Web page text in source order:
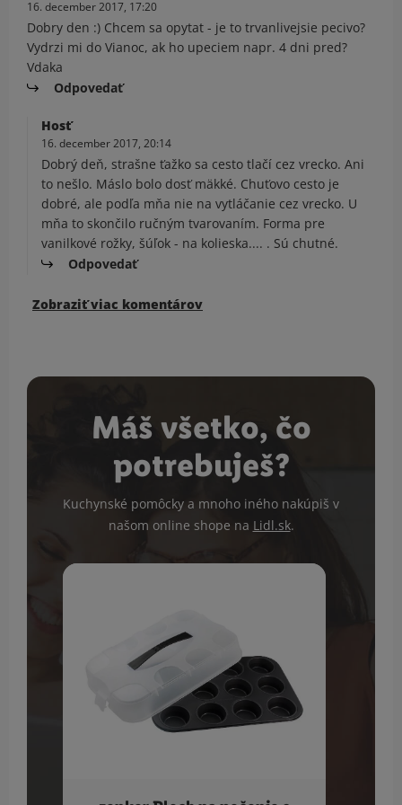
16. december 2017, 17:20
Dobry den :) Chcem sa opytat - je to trvanlivejsie pecivo?
Vydrzi mi do Vianoc, ak ho upeciem napr. 4 dni pred?
Vdaka
Odpovedať
Hosť
16. december 2017, 20:14
Dobrý deň, strašne ťažko sa cesto tlačí cez vrecko. Ani
to nešlo. Máslo bolo dosť mäkké. Chuťovo cesto je
dobré, ale podľa mňa nie na vytláčanie cez vrecko. U
mňa to skončilo ručným tvarovaním. Forma pre
vanilkové rožky, šúľok - na kolieska.... . Sú chutné.
Odpovedať
Zobraziť viac komentárov
Máš všetko, čo
potrebuješ?
Kuchynské pomôcky a mnoho iného nakúpiš v
našom online shope na Lidl.sk.